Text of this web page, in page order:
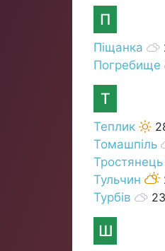
П
Піщанка
Погребище
Т
Теплик
Томашпіль
Тростянець
Тульчин
Турбів
Ш